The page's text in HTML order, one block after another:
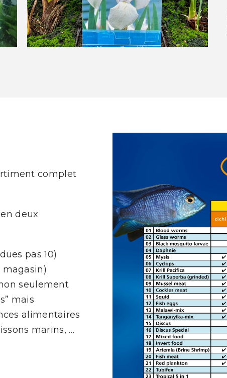
complet
deux
pas 10)
seulement
mais
alimentaires
marins, …